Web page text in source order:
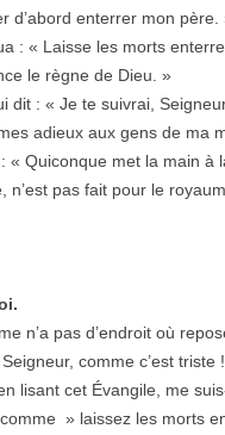
d’abord enterrer mon père.
: « Laisse les morts
le règne de Dieu. »
dit : « Je te suivrai,
adieux aux gens de ma
« Quiconque met la main à
n’est pas fait pour le
n’a pas d’endroit où
comme c’est triste !
lisant cet Évangile, me
» laissez les morts